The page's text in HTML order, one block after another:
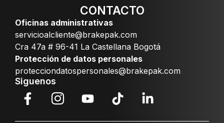
CONTACTO
Oficinas administrativas
servicioalcliente@brakepak.com
Cra 47a # 96-41 La Castellana Bogotá
Protección de datos personales
protecciondatospersonales@brakepak.com
Siguenos